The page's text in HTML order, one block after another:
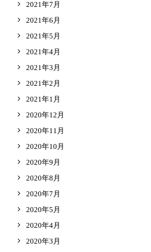
2021年7月
2021年6月
2021年5月
2021年4月
2021年3月
2021年2月
2021年1月
2020年12月
2020年11月
2020年10月
2020年9月
2020年8月
2020年7月
2020年5月
2020年4月
2020年3月